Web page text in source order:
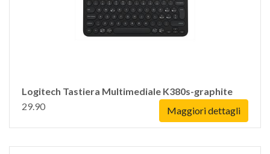
Logitech Tastiera Multimediale K380s-graphite
29.90
Maggiori dettagli